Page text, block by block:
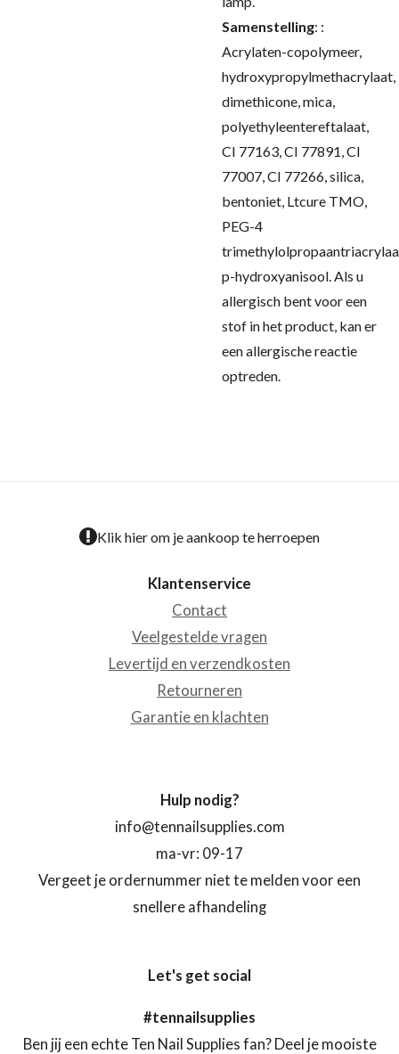
Samenstelling: :
Acrylaten-copolymeer,
hydroxypropylmethacrylaat,
dimethicone, mica,
polyethyleentereftalaat,
CI 77163, CI 77891, CI
77007, CI 77266, silica,
bentoniet, Ltcure TMO,
PEG-4
p-hydroxyanisool.Als u
allergisch bent voor een
stof in het product, kan er
een allergische reactie
optreden.
Klik hier om je aankoop te herroepen
Klantenservice
Contact
Veelgestelde vragen
Levertijd en verzendkosten
Retourneren
Garantie en klachten
Hulp nodig?
info@tennailsupplies.com
ma-vr: 09-17
Vergeet je ordernummer niet te melden voor een
snellere afhandeling
Let's get social
#tennailsupplies
Ben jij een echte Ten Nail Supplies fan? Deel je mooiste